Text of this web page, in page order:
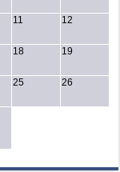
11 12
18 19
25 26